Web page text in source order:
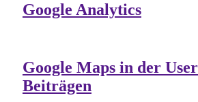
Google Analytics
Google Maps in der
Beiträgen